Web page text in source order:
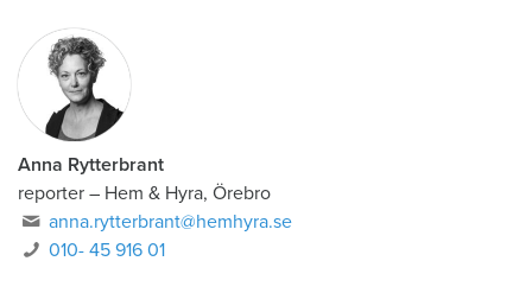
Anna Rytterbrant
reporter – Hem & Hyra, Örebro
anna.rytterbrant@hemhyra.se
010- 45 916 01